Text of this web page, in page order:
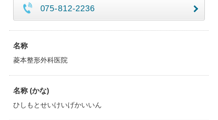
075-812-2236
名称
菱本整形外科医院
名称 (かな)
ひしもとせいけいげかいいん